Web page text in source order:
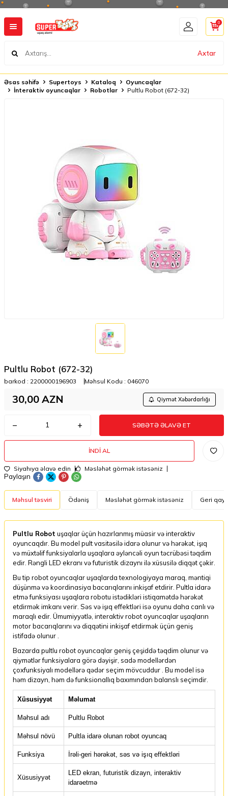
Axtar
0
Əsas səhifə Supertoys Kataloq
Oyuncaqlar
İnteraktiv oyuncaqlar
Robotlar Pultlu Robot (672-32)
Pultlu Robot (672-32)
barkod : 2200000196903 Məhsul Kodu : 046070
30,00 AZN Qiymət Xəbərdarlığı
SƏBƏTƏ ƏLAVƏ ET
İNDI AL
Siyahıya əlavə edin Məsləhət görmək istəsəniz
Paylaşın
Məhsul təsviri Ödəniş Məsləhət görmək istəsəniz Geri
Pultlu Robot uşaqlar üçün hazırlanmış müasir və interaktiv
oyuncaqdır. Bu model pult vasitəsilə idarə olunur və hərəkət, işıq
və müxtəlif funksiyalarla uşaqlara əyləncəli oyun təcrübəsi təqdim
edir. Rəngli LED ekranı və futuristik dizaynı ilə xüsusilə diqqət çəkir.
Bu tip robot oyuncaqlar uşaqlarda texnologiyaya maraq, məntiqi
düşünmə və koordinasiya bacarıqlarını inkişaf etdirir. Pultla idarə
etmə funksiyası uşaqlara robotu istədikləri istiqamətdə hərəkət
etdirmək imkanı verir. Səs və işıq effektləri isə oyunu daha canlı və
maraqlı edir. Ümumiyyətlə, interaktiv robot oyuncaqlar uşaqların
motor bacarıqlarını və diqqətini inkişaf etdirmək üçün geniş
istifadə olunur .
Bazarda pultlu robot oyuncaqlar geniş çeşiddə təqdim olunur və
qiymətlər funksiyalara görə dəyişir, sadə modellərdən
çoxfunksiyalı modellərə qədər seçim mövcuddur . Bu model isə
həm dizayn, həm də funksionallıq baxımından balanslı seçimdir.
Xüsusiyyət Məlumat
Məhsul adı Pultlu Robot
Məhsul növü Pultla idarə olunan robot oyuncaq
Funksiya İrəli-geri hərəkət, səs və işıq effektləri
Xüsusiyyət
LED ekran, futuristik dizayn, interaktiv
idarəetmə